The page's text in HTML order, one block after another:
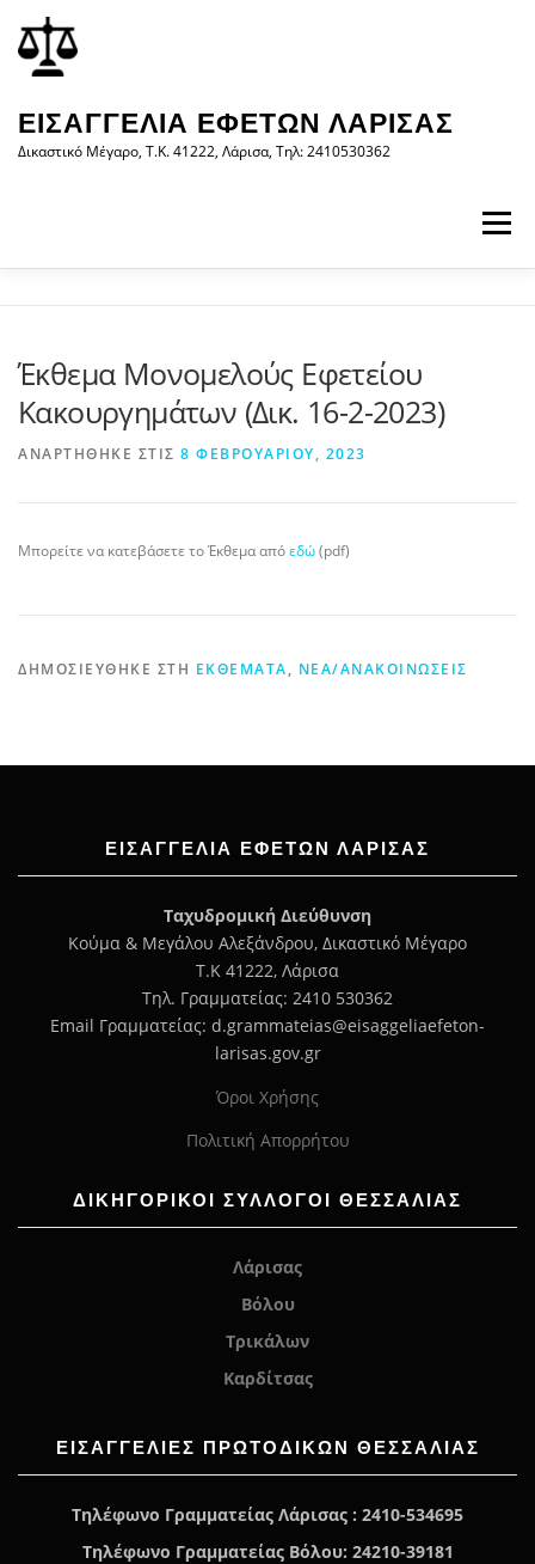
περιεχόμενο
στο
περιεχόμενο
ΕΙΣΑΓΓΕΛΊΑ ΕΦΕΤΏΝ ΛΆΡΙΣΑΣ
Δικαστικό Μέγαρο, Τ.Κ. 41222, Λάρισα, Τηλ: 2410530362
Μενού
ΝΈΑ/ΑΝΑΚΟΙΝΏΣΕΙΣ ΈΝΤΥΠΑ
Έκθεμα Μονομελούς Εφετείου
Κακουργημάτων (Δικ. 16-2-2023)
ΑΝΑΡΤΉΘΗΚΕ ΣΤΙΣ 8 ΦΕΒΡΟΥΑΡΊΟΥ, 2023
Μπορείτε να κατεβάσετε το Έκθεμα απόεδώ(pdf)
ΔΗΜΟΣΙΕΎΘΗΚΕ ΣΤΗ ΕΚΘΈΜΑΤΑ, ΝΈΑ/ΑΝΑΚΟΙΝΏΣΕΙΣ
ΕΙΣΑΓΓΕΛΊΑ ΕΦΕΤΏΝ ΛΆΡΙΣΑΣ
Ταχυδρομική Διεύθυνση
Κούμα & Μεγάλου Αλεξάνδρου, Δικαστικό Μέγαρο
Τ.Κ 41222, Λάρισα
Τηλ. Γραμματείας: 2410 530362
Email Γραμματείας: d.grammateias@eisaggeliaefeton-
larisas.gov.gr
Όροι Χρήσης
Πολιτική Απορρήτου
ΔΙΚΗΓΟΡΙΚΟΙ ΣΥΛΛΟΓΟΙ ΘΕΣΣΑΛΙΑΣ
Λάρισας
Βόλου
Τρικάλων
Καρδίτσας
ΕΙΣΑΓΓΕΛΊΕΣ ΠΡΩΤΟΔΙΚΏΝ ΘΕΣΣΑΛΙΑΣ
Τηλέφωνο Γραμματείας Λάρισας : 2410-534695
Τηλέφωνο Γραμματείας Βόλου: 24210-39181